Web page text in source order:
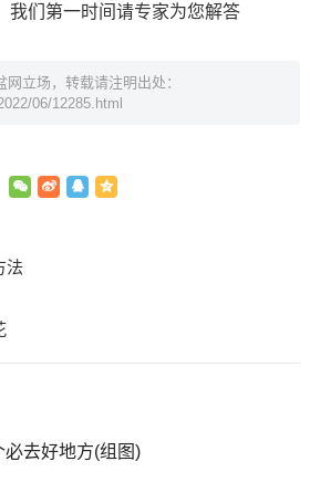
我们第一时间请专家为您解答
立场，转载请注明出处：
06/12285.html
法
去好地方(组图)